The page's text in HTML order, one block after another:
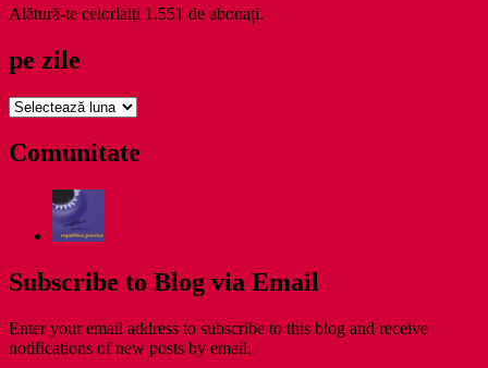
Alătură-te celorlalți 1.551 de abonați.
pe zile
pe
Comunitate
Subscribe to Blog via Email
Enter your email address to subscribe to this blog and receive
notifications of new posts by email.